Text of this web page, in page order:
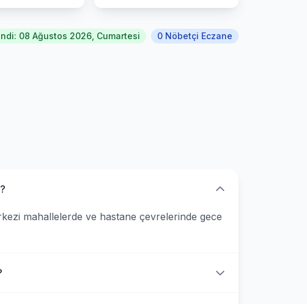
08 Ağustos 2026, Cumartesi 0 Nöbetçi Eczane
mahallelerde ve hastane çevrelerinde gece